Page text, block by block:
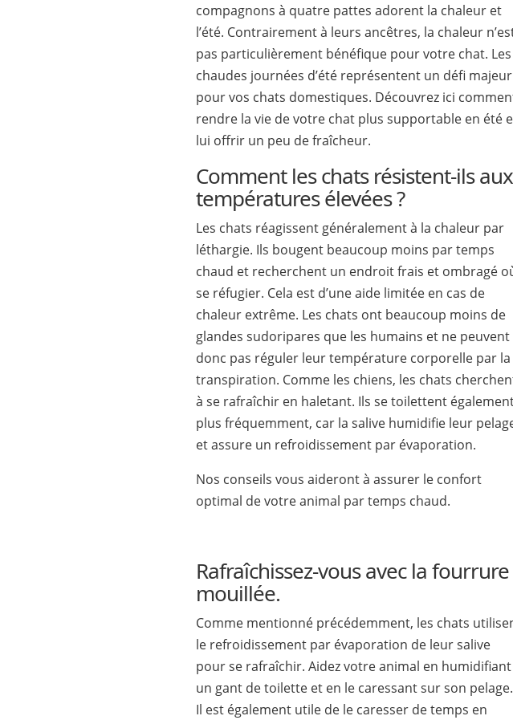
compagnons à quatre pattes adorent la chaleur et
l’été. Contrairement à leurs ancêtres, la chaleur
pas particulièrement bénéfique pour votre chat. Les
chaudes journées d’été représentent un défi majeur
pour vos chats domestiques. Découvrez ici
rendre la vie de votre chat plus supportable en été
lui offrir un peu de fraîcheur.
Comment les chats résistent-ils aux
températures élevées ?
Les chats réagissent généralement à la chaleur par
léthargie. Ils bougent beaucoup moins par temps
chaud et recherchent un endroit frais et ombragé
se réfugier. Cela est d’une aide limitée en cas de
chaleur extrême. Les chats ont beaucoup moins de
glandes sudoripares que les humains et ne peuvent
donc pas réguler leur température corporelle par la
transpiration. Comme les chiens, les chats
à se rafraîchir en haletant. Ils se toilettent
plus fréquemment, car la salive humidifie leur
et assure un refroidissement par évaporation.
Nos conseils vous aideront à assurer le confort
optimal de votre animal par temps chaud.
Rafraîchissez-vous avec la fourrure
mouillée.
Comme mentionné précédemment, les chats
le refroidissement par évaporation de leur salive
pour se rafraîchir. Aidez votre animal en humidifiant
un gant de toilette et en le caressant sur son pelage.
Il est également utile de le caresser de temps en